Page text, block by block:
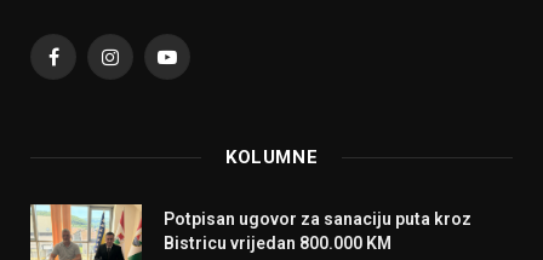
FacebookInstagramYouTube
KOLUMNE
Potpisan ugovor za sanaciju puta kroz
Bistricu vrijedan 800.000 KM